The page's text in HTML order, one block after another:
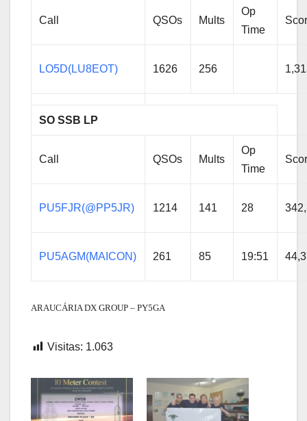
Call QSOs Mults
Op
Time
LO5D(LU8EOT) 1626 256
SO SSB LP
Call QSOs Mults
Op
Time
PU5FJR(@PP5JR) 1214 141 28
PU5AGM(MAICON) 261 85 19:51
ARAUCÁRIA DX GROUP – PY5GA
Visitas: 1.063